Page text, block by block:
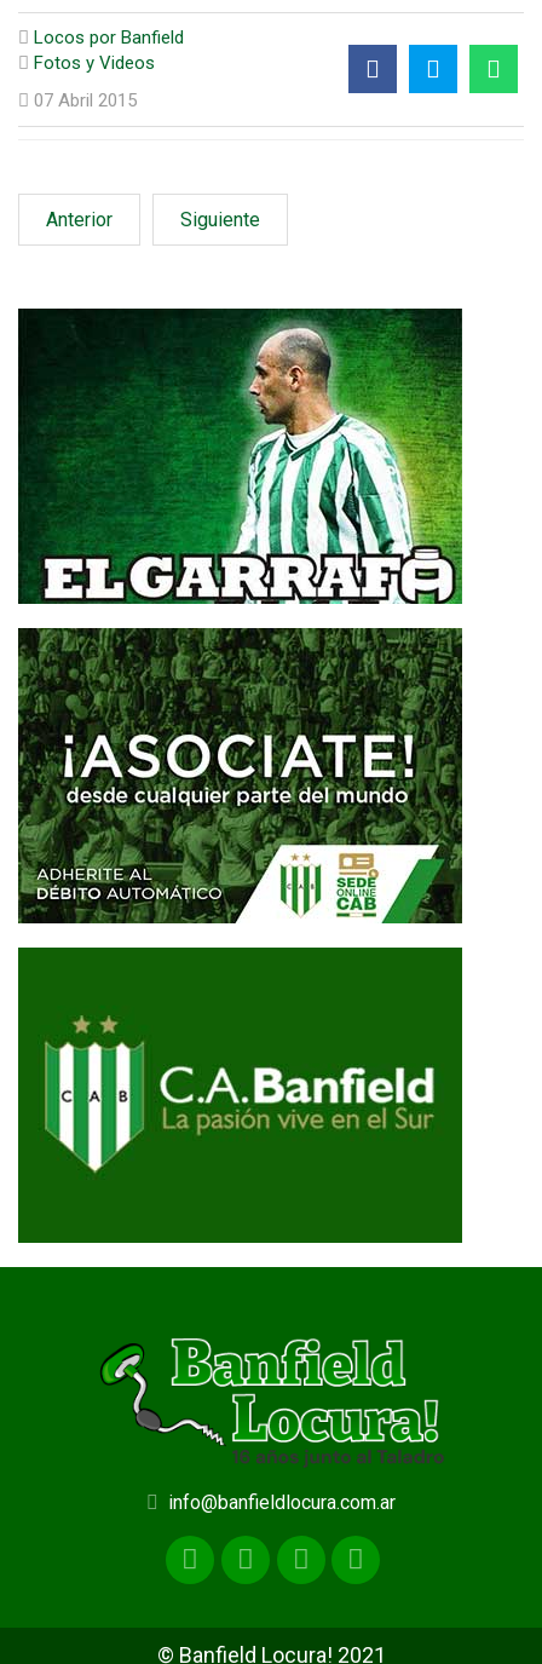
Locos por Banfield
Fotos y Videos
07 Abril 2015
Anterior Siguiente
info@banfieldlocura.com.ar
© Banfield Locura! 2021